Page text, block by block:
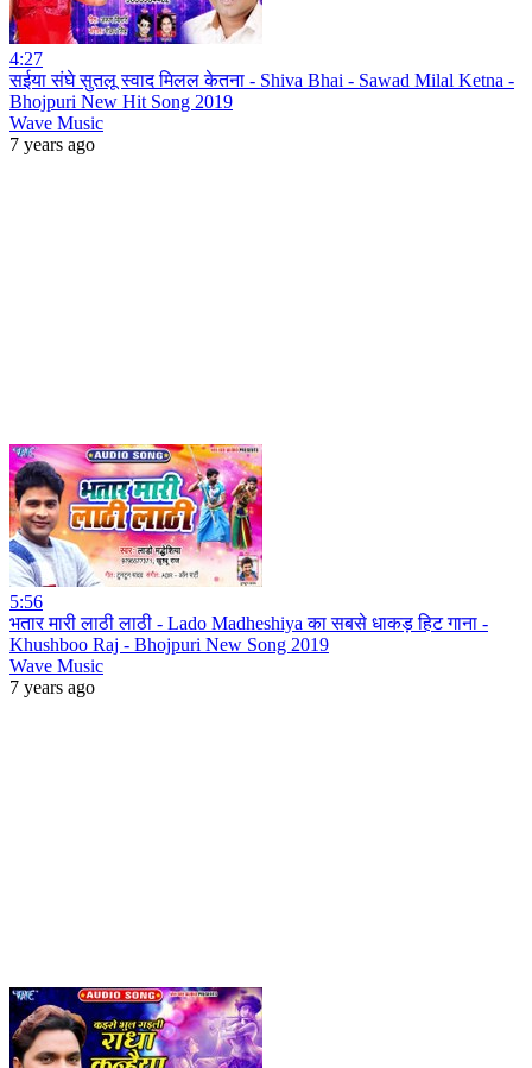
4:27
सईया संघे सुतलू स्वाद मिलल केतना - Shiva Bhai - Sawad Milal Ketna -
Bhojpuri New Hit Song 2019
Wave Music
7 years ago
5:56
भतार मारी लाठी लाठी - Lado Madheshiya का सबसे धाकड़ हिट गाना -
Khushboo Raj - Bhojpuri New Song 2019
Wave Music
7 years ago